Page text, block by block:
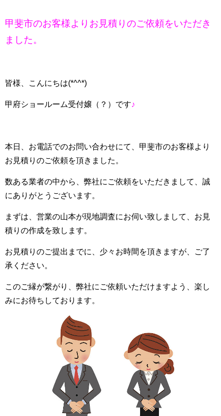
甲斐市のお客様よりお見積りのご依頼をいただき
ました。
皆様、こんにちは(*^^*)
甲府ショールーム受付嬢（？）です♪
本日、お電話でのお問い合わせにて、甲斐市のお客様より
お見積りのご依頼を頂きました。
数ある業者の中から、弊社にご依頼をいただきまして、誠
にありがとうございます。
まずは、営業の山本が現地調査にお伺い致しまして、お見
積りの作成を致します。
お見積りのご提出までに、少々お時間を頂きますが、ご了
承ください。
このご縁が繋がり、弊社にご依頼いただけますよう、楽し
みにお待ちしております。